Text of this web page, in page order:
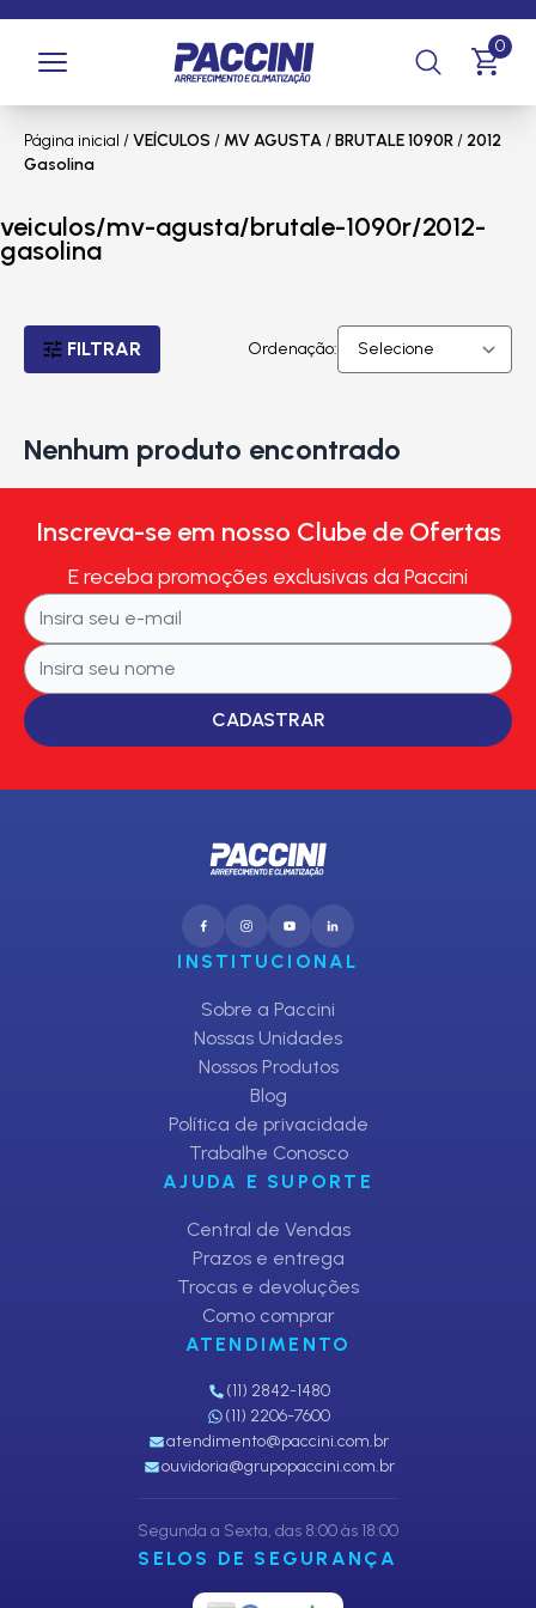
0
Página inicial /VEÍCULOS / MV AGUSTA/BRUTALE 1090R/ 2012
Gasolina
veiculos/mv-agusta/brutale-1090r/2012-
gasolina
FILTRAR Ordenação:
Nenhum produto encontrado
Inscreva-se em nosso Clube de Ofertas
E receba promoções exclusivas da Paccini
CADASTRAR
INSTITUCIONAL
Sobre a Paccini
Nossas Unidades
Nossos Produtos
Blog
Política de privacidade
Trabalhe Conosco
AJUDA E SUPORTE
Central de Vendas
Prazos e entrega
Trocas e devoluções
Como comprar
ATENDIMENTO
(11) 2842-1480
(11) 2206-7600
atendimento@paccini.com.br
ouvidoria@grupopaccini.com.br
Segunda a Sexta, das 8:00 às 18:00
SELOS DE SEGURANÇA